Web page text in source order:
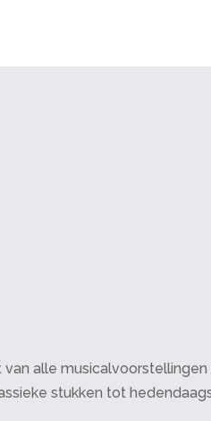
alle
stukken tot